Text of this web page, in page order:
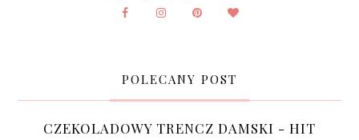
POLECANY POST
CZEKOLADOWY TRENCZ DAMSKI - HIT